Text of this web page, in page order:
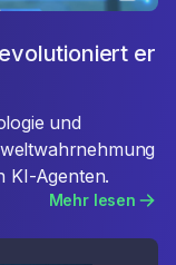
er
und
KI-Agenten.
Mehr lesen